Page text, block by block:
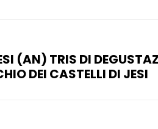
(AN) TRIS DI
DEI CASTELLI DI JESI